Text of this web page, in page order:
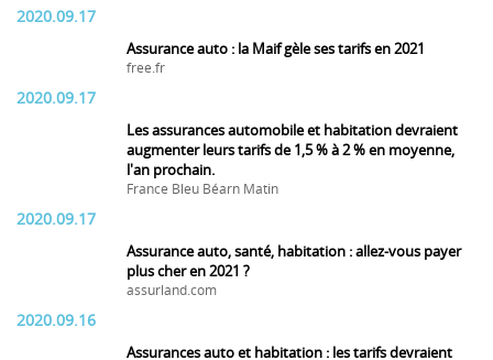
2020.09.17
Assurance auto : la Maif gèle ses tarifs en 2021
free.fr
2020.09.17
Les assurances automobile et habitation devraient
augmenter leurs tarifs de 1,5 % à 2 % en moyenne,
l'an prochain.
France Bleu Béarn Matin
2020.09.17
Assurance auto, santé, habitation : allez-vous payer
plus cher en 2021 ?
assurland.com
2020.09.16
Assurances auto et habitation : les tarifs devraient